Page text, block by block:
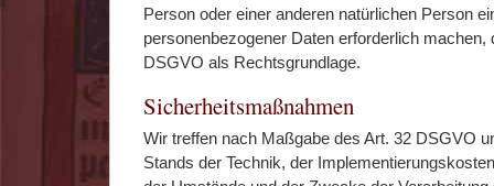
Person oder einer anderen natürlichen Person
personenbezogener Daten erforderlich machen,
DSGVO als Rechtsgrundlage.
Sicherheitsmaßnahmen
Wir treffen nach Maßgabe des Art. 32 DSGVO
Stands der Technik, der